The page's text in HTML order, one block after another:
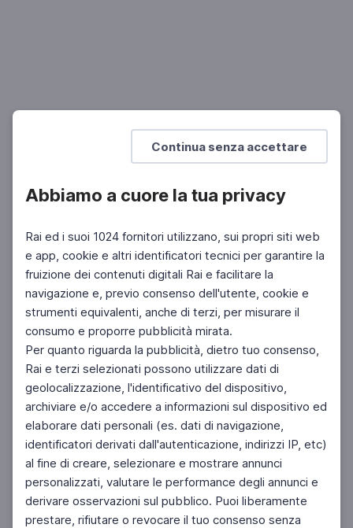
Continua senza accettare
Abbiamo a cuore la tua privacy
Rai ed i suoi 1024 fornitori utilizzano, sui propri siti web
e app, cookie e altri identificatori tecnici per garantire la
fruizione dei contenuti digitali Rai e facilitare la
navigazione e, previo consenso dell'utente, cookie e
strumenti equivalenti, anche di terzi, per misurare il
consumo e proporre pubblicità mirata.
Per quanto riguarda la pubblicità, dietro tuo consenso,
Rai e terzi selezionati possono utilizzare dati di
geolocalizzazione, l'identificativo del dispositivo,
archiviare e/o accedere a informazioni sul dispositivo ed
elaborare dati personali (es. dati di navigazione,
identificatori derivati dall'autenticazione, indirizzi IP, etc)
al fine di creare, selezionare e mostrare annunci
personalizzati, valutare le performance degli annunci e
derivare osservazioni sul pubblico. Puoi liberamente
prestare, rifiutare o revocare il tuo consenso senza